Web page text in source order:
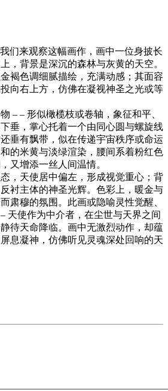
们来观察这幅画作，画中一位身披长
，背景是深沉的森林与灰黄的天空。
褐色调细腻描绘，充满动感；其面容
向右上方，仿佛在凝视神圣之光或等
– – 形似橄榄枝或卷轴，象征和平、
垂，掌心托着一个由同心圆与螺旋线
垂有飘带，似在传递宇宙秩序或命运
的米黄与淡绿渲染，腰间系着粉红色
又增添一丝人间温情。
，天使居中偏左，形成视觉重心；背
衬主体的神圣光辉。色彩上，暖金与
肃穆的氛围。此画或隐喻灵性觉醒、
天使作为中介者，在尘世与天界之间
待天命降临。画中无激烈动作，却蕴
息凝神，仿佛听见灵魂深处回响的天